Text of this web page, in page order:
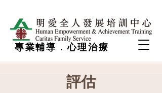
專業輔導．心理治療
評估